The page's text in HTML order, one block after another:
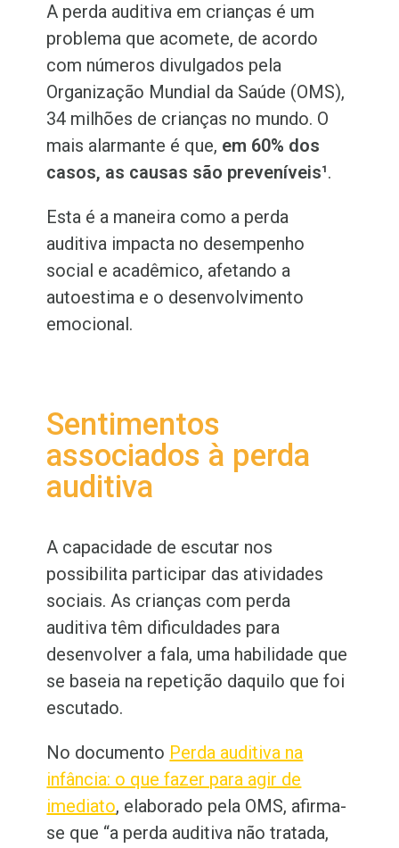
A perda auditiva em crianças é um
problema que acomete, de acordo
com números divulgados pela
Organização Mundial da Saúde (OMS),
34 milhões de crianças no mundo. O
mais alarmante é que, em 60% dos
casos, as causas são preveníveis¹.
Esta é a maneira como a perda
auditiva impacta no desempenho
social e acadêmico, afetando a
autoestima e o desenvolvimento
emocional.
Sentimentos
associados à perda
auditiva
A capacidade de escutar nos
possibilita participar das atividades
sociais. As crianças com perda
auditiva têm dificuldades para
desenvolver a fala, uma habilidade que
se baseia na repetição daquilo que foi
escutado.
No documento Perda auditiva na
infância: o que fazer para agir de
imediato, elaborado pela OMS, afirma-
se que “a perda auditiva não tratada,